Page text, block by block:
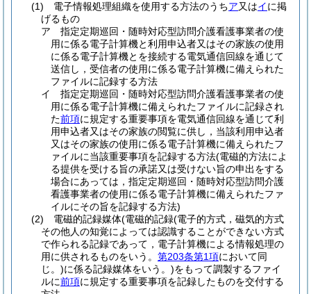
(1)
電子情報処理組織を使用する方法のうちア又はイに掲
げるもの
ア
指定定期巡回・随時対応型訪問介護看護事業者の使
用に係る電子計算機と利用申込者又はその家族の使用
に係る電子計算機とを接続する電気通信回線を通じて
送信し，受信者の使用に係る電子計算機に備えられた
ファイルに記録する方法
イ
指定定期巡回・随時対応型訪問介護看護事業者の使
用に係る電子計算機に備えられたファイルに記録され
た前項に規定する重要事項を電気通信回線を通じて利
用申込者又はその家族の閲覧に供し，当該利用申込者
又はその家族の使用に係る電子計算機に備えられたフ
ァイルに当該重要事項を記録する方法(電磁的方法によ
る提供を受ける旨の承諾又は受けない旨の申出をする
場合にあっては，指定定期巡回・随時対応型訪問介護
看護事業者の使用に係る電子計算機に備えられたファ
イルにその旨を記録する方法)
(2)
電磁的記録媒体(電磁的記録(電子的方式，磁気的方式
その他人の知覚によっては認識することができない方式
で作られる記録であって，電子計算機による情報処理の
用に供されるものをいう。 第203条第1項において同
じ。)に係る記録媒体をいう。)をもって調製するファイ
ルに前項に規定する重要事項を記録したものを交付する